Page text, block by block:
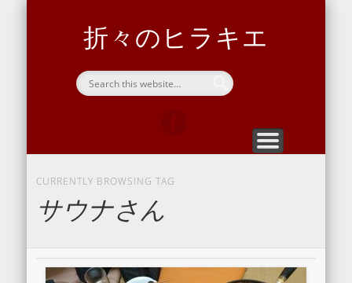
折々のヒラキエ
CURRENTLY BROWSING TAG
サウナさん